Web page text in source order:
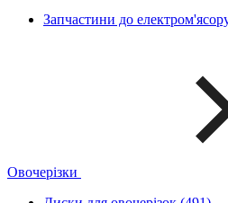
Запчастини до
Овочерізки